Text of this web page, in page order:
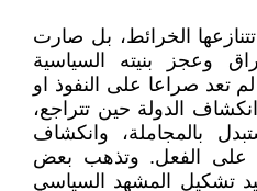
الخرائط، بل صارت
وعجز بنيته السياسية
لم تعد صراعا على النفوذ او
الدولة حين تتراجع،
بالمجاملة، وانكشاف
على الفعل. وتذهب بعض
تشكيل المشهد السياسي